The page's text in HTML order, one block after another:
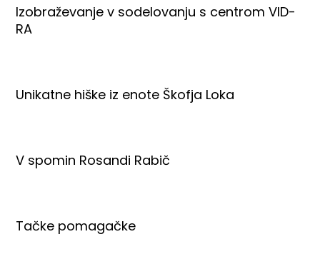
Izobraževanje v sodelovanju s centrom VID-
RA
Unikatne hiške iz enote Škofja Loka
V spomin Rosandi Rabič
Tačke pomagačke